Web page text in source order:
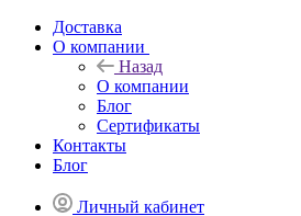
Доставка
О компании
Назад
О компании
Блог
Сертификаты
Контакты
Блог
Личный кабинет